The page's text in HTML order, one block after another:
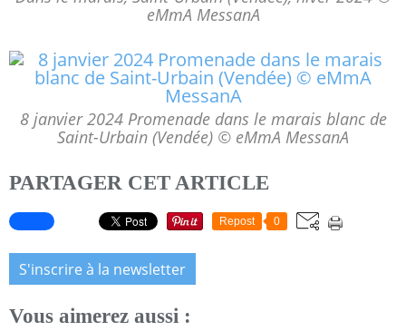
eMmA MessanA
8 janvier 2024 Promenade dans le marais blanc de
Saint-Urbain (Vendée) © eMmA MessanA
PARTAGER CET ARTICLE
Repost 0
S'inscrire à la newsletter
Vous aimerez aussi :